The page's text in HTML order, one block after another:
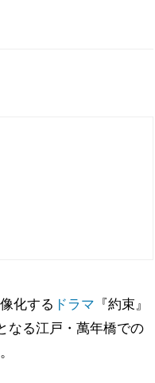
化する ドラマ 『約束』
なる江戸・萬年橋での